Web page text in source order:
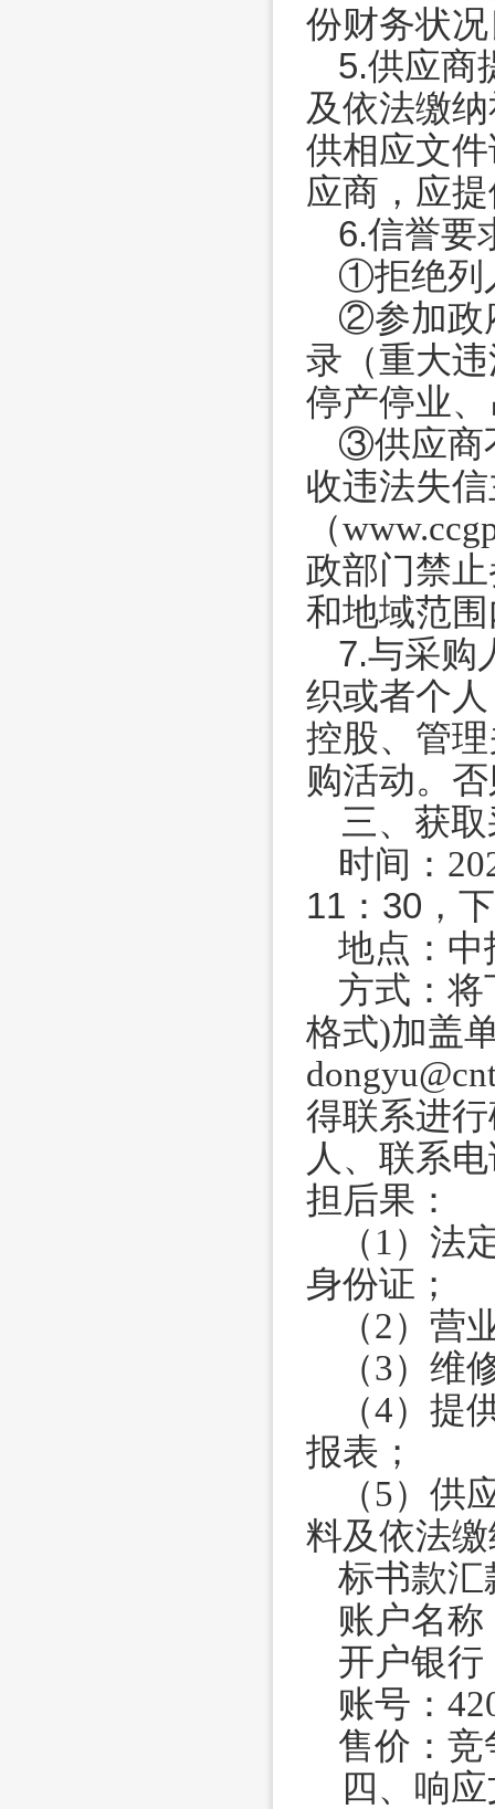
份财务状
5.供应商
及依法缴
供相应文
应商，应
6.信誉要
①拒绝列
②参加政
录（重大
停产停业
③供应商
收违法失
（
政部门禁
和地域范
7.与采购
织或者个
控股、管
购活动。
三、获
时间：
11：30，
地点： 中
方式： 将
格式)加盖
得联系进
人、联系
担后果：
（ 1）法
身份证；
（2）营
（3）维
（4）提
报表；
（5）供
料及依法
标书款汇
账户名
开户银
账号：
售价：
四、响